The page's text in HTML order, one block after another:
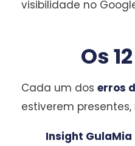
visibilidade no
Os
Cada um dos erros
estiverem
Insight GulaMia